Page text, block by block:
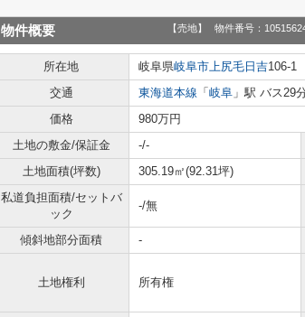
物件概要 【売地】 物件番号：
所在地 岐阜県岐阜市上尻毛日吉106-1
交通
東海道本線 「 岐阜 」駅 バス29
価格
980万円
土地の敷金/保証金
-/-
土地面積(坪数)
305.19㎡(92.31坪)
私道負担面積/セットバ
ック
-/無
傾斜地部分面積 -
土地権利 所有権